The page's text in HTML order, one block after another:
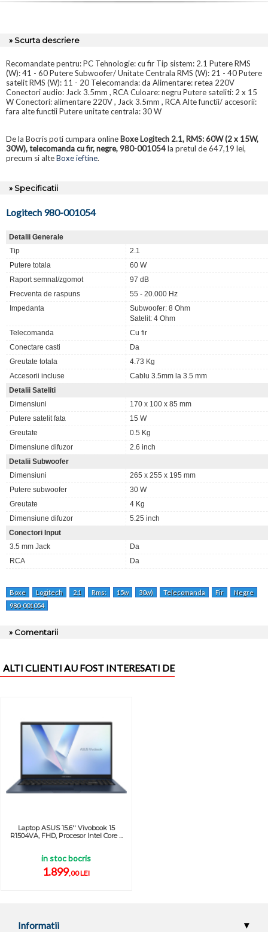
» Scurta descriere
Recomandate pentru: PC Tehnologie: cu fir Tip sistem: 2.1 Putere RMS
(W): 41 - 60 Putere Subwoofer/ Unitate Centrala RMS (W): 21 - 40 Putere
satelit RMS (W): 11 - 20 Telecomanda: da Alimentare: retea 220V
Conectori audio: Jack 3.5mm , RCA Culoare: negru Putere sateliti: 2 x 15
W Conectori: alimentare 220V , Jack 3.5mm , RCA Alte functii/ accesorii:
fara alte functii Putere unitate centrala: 30 W
De la Bocris poti cumpara online Boxe Logitech 2.1, RMS: 60W (2 x 15W,
30W), telecomanda cu fir, negre, 980-001054la pretul de 647,19 lei,
precum si alteBoxe ieftine.
» Specificatii
Logitech 980-001054
Detalii Generale
Tip
2.1
Putere totala
60 W
Raport semnal/zgomot
97 dB
Frecventa de raspuns
55 - 20.000 Hz
Impedanta
Subwoofer: 8 Ohm
Satelit: 4 Ohm
Telecomanda
Cu fir
Conectare casti
Da
Greutate totala
4.73 Kg
Accesorii incluse
Cablu 3.5mm la 3.5 mm
Detalii Sateliti
Dimensiuni
170 x 100 x 85 mm
Putere satelit fata
15 W
Greutate
0.5 Kg
Dimensiune difuzor
2.6 inch
Detalii Subwoofer
Dimensiuni
265 x 255 x 195 mm
Putere subwoofer
30 W
Greutate
4 Kg
Dimensiune difuzor
5.25 inch
Conectori Input
3.5 mm Jack
Da
RCA
Da
Boxe Logitech 2.1 Rms: 15w 30w) Telecomanda Fir
Negre
980-001054
» Comentarii
ALTI CLIENTI AU FOST INTERESATI DE
Laptop ASUS 15.6'' Vivobook 15
R1504VA, FHD, Procesor Intel Core ...
in stoc bocris
1.899,00 LEI
Informatii